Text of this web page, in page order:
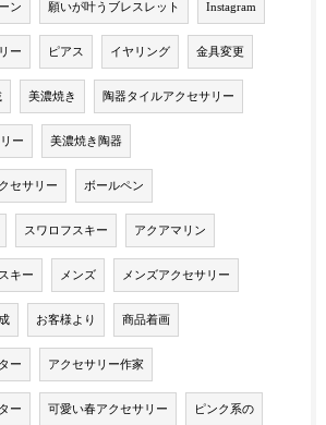
ン 願いが叶うブレスレット Instagram
ー ピアス イヤリング 金具変更
美濃焼き 陶器タイルアクセサリー
ー 美濃焼き陶器
セサリー ボールペン
スワロフスキー アクアマリン
キー メンズ メンズアクセサリー
お客様より 商品着画
ー アクセサリー作家
ー 可愛い春アクセサリー ピンク系の